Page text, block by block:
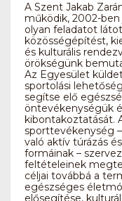
A Szent Jakab
működik, 2002-
olyan feladatot
közösségépítést,
és kulturális
örökségünk
Az Egyesület
sportolási
segítse elő
öntevékenységük
kibontakoztatását.
sporttevékenység
való aktív túrázás
formáinak –
feltételeinek
céljai továbbá a
egészséges
elősegítése,